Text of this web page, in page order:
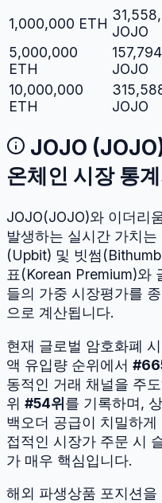
1,000,000 ETH JOJO
5,000,000
ETH
JOJO
10,000,000
ETH
JOJO
JOJO (JOJO
온체인 시장 통
JOJO(JOJO)와 이더리
발생하는 실시간 가치
(Upbit) 및 빗썸
표(Korean Premium)와
들의 가중 시장평가를
으로 계산됩니다.
현재 글로벌 암호화폐
액 유입량 순위에서 #
동적인 거래 채널을 주
위 #54위를 기록하며,
백오더 공급이 치밀하
접적인 시장가 주문 시
가 매우 핵심입니다.
해외 파생상품 포지션